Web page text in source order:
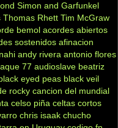
Simon and Garfunkel
Thomas Rhett Tim McGraw
bemol acordes abiertos
sostenidos afinacion
andy rivera antonio flores
77 audioslave beatriz
eyed peas black veil
rocky cancion del mundial
celso piña celtas cortos
chris isaak chucho